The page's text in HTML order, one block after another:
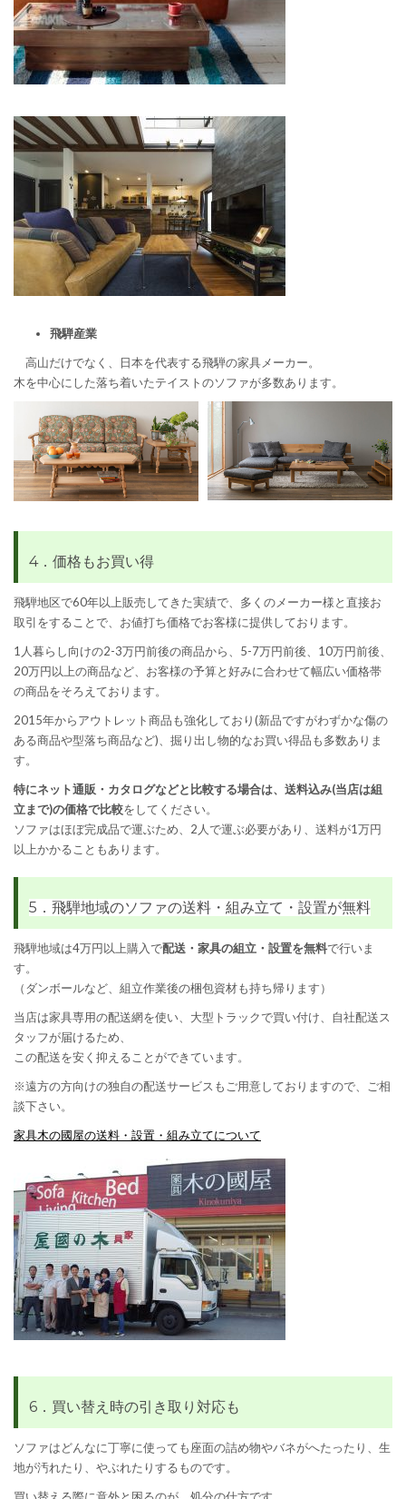
飛騨産業
高山だけでなく、日本を代表する飛騨の家具メーカー。
木を中心にした落ち着いたテイストのソファが多数あります。
4．価格もお買い得
飛騨地区で60年以上販売してきた実績で、多くのメーカー様と直接お
取引をすることで、お値打ち価格でお客様に提供しております。
1人暮らし向けの2-3万円前後の商品から、5-7万円前後、10万円前後、
20万円以上の商品など、お客様の予算と好みに合わせて幅広い価格帯
の商品をそろえております。
2015年からアウトレット商品も強化しており(新品ですがわずかな傷の
ある商品や型落ち商品など)、掘り出し物的なお買い得品も多数ありま
す。
特にネット通販・カタログなどと比較する場合は、送料込み(当店は組
立まで)の価格で比較をしてください。
ソファはほぼ完成品で運ぶため、2人で運ぶ必要があり、送料が1万円
以上かかることもあります。
5．飛騨地域のソファの送料・組み立て・設置が無料
飛騨地域は4万円以上購入で配送・家具の組立・設置を無料で行いま
す。
（ダンボールなど、組立作業後の梱包資材も持ち帰ります）
当店は家具専用の配送網を使い、大型トラックで買い付け、自社配送ス
タッフが届けるため、
この配送を安く抑えることができています。
※遠方の方向けの独自の配送サービスもご用意しておりますので、ご相
談下さい。
家具木の國屋の送料・設置・組み立てについて
6．買い替え時の引き取り対応も
ソファはどんなに丁寧に使っても座面の詰め物やバネがへたったり、生
地が汚れたり、やぶれたりするものです。
買い替える際に意外と困るのが、処分の仕方です。